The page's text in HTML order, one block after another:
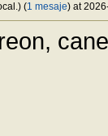
(1 mesaje) at